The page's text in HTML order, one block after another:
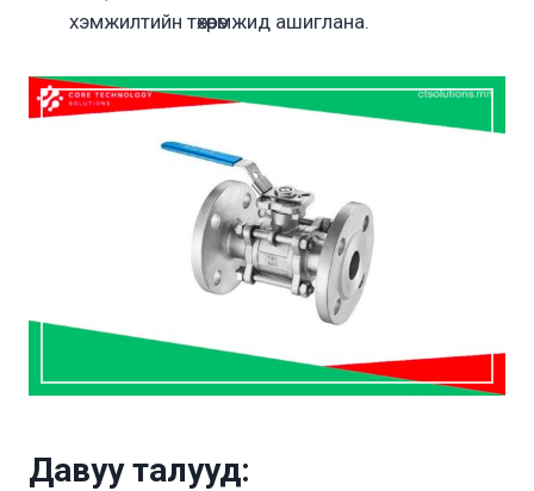
хэмжилтийн төхөөрөмжид ашиглана.
Давуу талууд: